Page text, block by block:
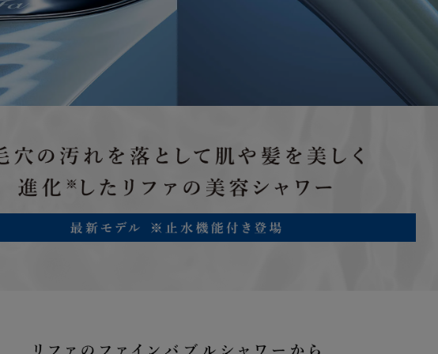
故障
製品の取扱説明書に記載されている使用上の注意等に従い正常
に使用したにもかかわらず本製品が正常に機能しなくなった場
合
故障
ご加入いただいたお客様または第三者の故意または重過失によ
に機能しなくなった場合
但し次に掲げる場合は、保証の対象外とします。
(1) 本製品の盗難、紛失の場合
(2) 地震、津波、噴火に起因する場合
(3) 本製品において損害を確認することができない場合
(4) 本製品の、機能および使用の際に影響のない外観上のキズ、汚れ、液晶の